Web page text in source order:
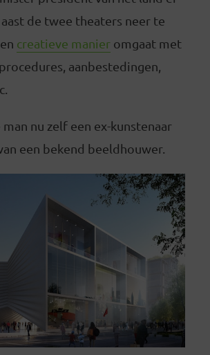
de twee theaters neer te
creatieve manieromgaat met
aanbestedingen,
nu zelf een ex-kunstenaar
een bekend beeldhouwer.